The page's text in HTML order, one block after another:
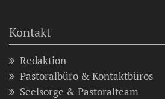
Kontakt
Redaktion
Pastoralbüro & Kontaktbüros
Seelsorge & Pastoralteam